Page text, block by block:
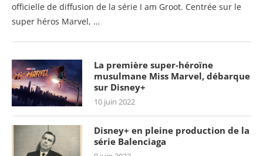
officielle de diffusion de la série I am Groot. Centrée sur le
super héros Marvel, …
La première super-héroïne
musulmane Miss Marvel, débarque
sur Disney+
10 juin 2022
Disney+ en pleine production de la
série Balenciaga